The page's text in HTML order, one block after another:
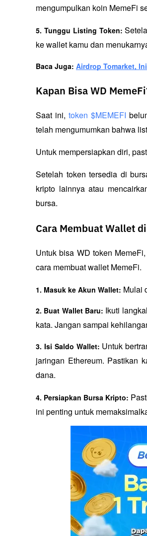
mengumpulkan koin MemeFi
5. Tunggu Listing Token:
ke wallet kamu dan
Baca Juga: Airdrop Tomarket,
Kapan Bisa WD
Saat ini, token $MEMEFI
telah mengumumkan bahwa
Untuk mempersiapkan diri,
Setelah token tersedia di
kripto lainnya atau
bursa.
Cara Membuat Wallet
Untuk bisa WD token
cara membuat wallet MemeFi.
1. Masuk ke Akun Wallet: Mulai
2. Buat Wallet Baru: Ikuti
kata. Jangan sampai
3. Isi Saldo Wallet: Untuk
jaringan Ethereum. Pastikan
dana.
4. Persiapkan Bursa Kripto:
ini penting untuk